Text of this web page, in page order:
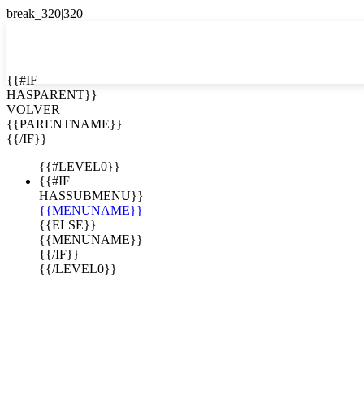

EN
ES
{{#IF
HASPARENT}}
VOLVER
{{PARENTNAME}}
{{/IF}}
{{#LEVEL0}}
{{#IF
HASSUBMENU}}
{{MENUNAME}}
{{ELSE}}
{{MENUNAME}}
{{/IF}}
{{/LEVEL0}}